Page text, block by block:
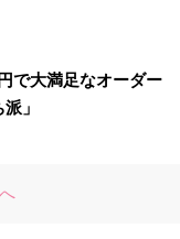
で大満足なオーダー
」